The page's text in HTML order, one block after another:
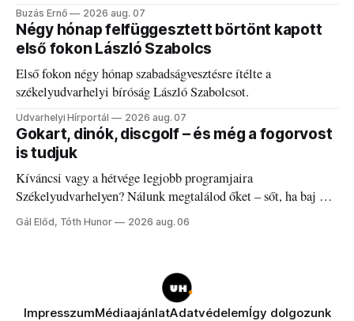
elégedetlen vezetőivel.
Buzás Ernő 2026 aug. 07
Négy hónap felfüggesztett börtönt kapott
első fokon László Szabolcs
Első fokon négy hónap szabadságvesztésre ítélte a
székelyudvarhelyi bíróság László Szabolcsot.
Udvarhelyi Hírportál 2026 aug. 07
Gokart, dinók, discgolf – és még a fogorvost
is tudjuk
Kíváncsi vagy a hétvége legjobb programjaira
Székelyudvarhelyen? Nálunk megtalálod őket – sőt, ha baj van
a fogaddal, a fogorvosi ügyeletet is!
Gál Előd, Tóth Hunor 2026 aug. 06
ImpresszumMédiaajánlatAdatvédelemÍgy dolgozunk